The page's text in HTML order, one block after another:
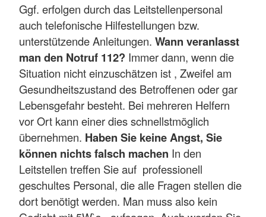
Ggf. erfolgen durch das Leitstellenpersonal
auch telefonische Hilfestellungen bzw.
unterstützende Anleitungen. Wann veranlasst
man den Notruf 112? Immer dann, wenn die
Situation nicht einzuschätzen ist , Zweifel am
Gesundheitszustand des Betroffenen oder gar
Lebensgefahr besteht. Bei mehreren Helfern
vor Ort kann einer dies schnellstmöglich
übernehmen. Haben Sie keine Angst, Sie
können nichts falsch machen In den
Leitstellen treffen Sie auf professionell
geschultes Personal, die alle Fragen stellen die
dort benötigt werden. Man muss also kein